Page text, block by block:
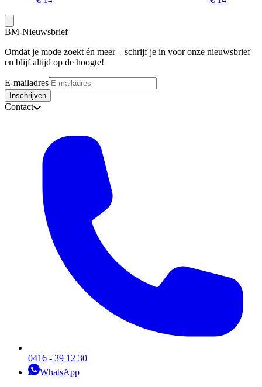
BM-Nieuwsbrief
Omdat je mode zoekt én meer – schrijf je in voor onze nieuwsbrief
en blijf altijd op de hoogte!
E-mailadres
Inschrijven
Contact
0416 - 39 12 30
WhatsApp